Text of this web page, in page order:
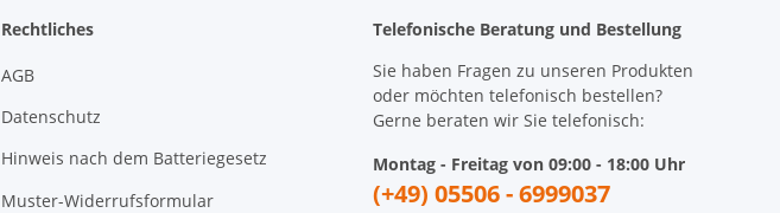
Rechtliches
AGB
Datenschutz
Hinweis nach dem Batteriegesetz
Muster-Widerrufsformular
Telefonische Beratung und Bestellung
Sie haben Fragen zu unseren Produkten
oder möchten telefonisch bestellen?
Gerne beraten wir Sie telefonisch:
Montag - Freitag von 09:00 - 18:00 Uhr
(+49) 05506 - 6999037